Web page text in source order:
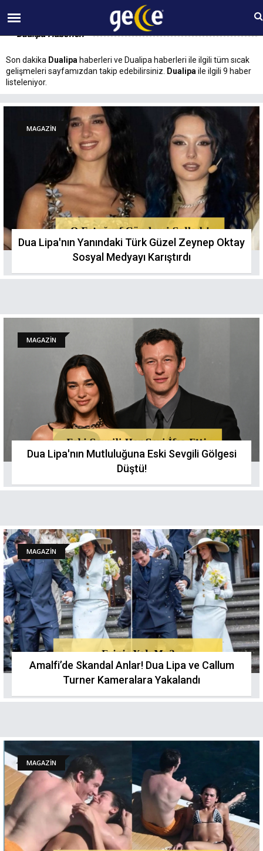
07 AĞUSTOS Cuma 07:30
Dualipa Haberleri
Son dakika Dualipa haberleri ve Dualipa haberleri ile ilgili tüm sıcak
gelişmeleri sayfamızdan takip edebilirsiniz.
Dualipa ile ilgili 9 haber
listeleniyor.
MAGAZİN
Dua Lipa'nın Yanındaki Türk Güzel Zeynep Oktay
Sosyal Medyayı Karıştırdı
MAGAZİN
Dua Lipa'nın Mutluluğuna Eski Sevgili Gölgesi
Düştü!
MAGAZİN
Amalfi’de Skandal Anlar! Dua Lipa ve Callum
Turner Kameralara Yakalandı
MAGAZİN